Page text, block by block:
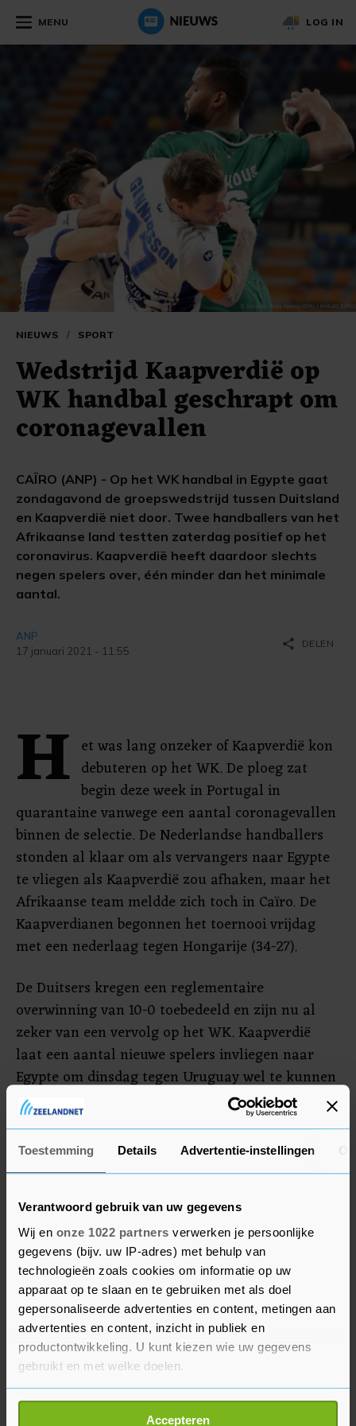
Toestemming Details Advertentie-instellingen
Verantwoord gebruik van uw gegevens
Wij en onze 1022 partners verwerken je persoonlijke
gegevens (bijv. uw IP-adres) met behulp van
technologieën zoals cookies om informatie op uw
apparaat op te slaan en te gebruiken met als doel
gepersonaliseerde advertenties en content, metingen aan
advertenties en content, inzicht in publiek en
productontwikkeling. U kunt kiezen wie uw gegevens
gebruikt en met welke doelen.
Als u het toestaat, willen we ook graag:
Accepteren
MENU LOG IN
NIEUWS / SPORT
Wedstrijd Kaapverdië op
WK handbal geschrapt om
coronagevallen
CAÏRO (ANP) - Op het WK handbal in Egypte gaat
zondagavond de groepswedstrijd tussen Duitsland
en Kaapverdië niet door. Twee handballers van het
Afrikaanse land testten zaterdag positief op het
coronavirus. Kaapverdië heeft daardoor slechts
negen spelers over, één minder dan het minimale
aantal.
ANP
17 januari 2021 - 11:55
share DELEN
H et was lang onzeker of Kaapverdië kon
debuteren op het WK. De ploeg zat
begin deze week in Portugal in
quarantaine vanwege een aantal coronagevallen
binnen de selectie. De Nederlandse handballers
stonden al klaar om als vervangers naar Egypte
te vliegen als Kaapverdië zou afhaken, maar het
Afrikaanse team meldde zich toch in Caïro. De
Kaapverdianen begonnen het toernooi vrijdag
met een nederlaag tegen Hongarije (34-27).
De Duitsers kregen een reglementaire
overwinning van 10-0 toebedeeld en zijn nu al
zeker van een vervolg op het WK. Kaapverdië
laat een aantal nieuwe spelers invliegen naar
Egypte om dinsdag tegen Uruguay wel te kunnen
spelen. Die nieuwe spelers moeten zowel voor
vertrek als bij aankomst een negatieve
coronatest afleggen.